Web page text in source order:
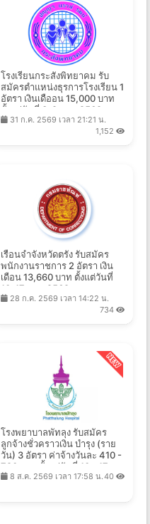
โรงเรียนกระสังพิทยาคม รับ
สมัครตำแหน่งธุรการโรงเรียน 1
อัตรา เงินเดืออน 15,000 บาท
ตั้งแต่วันที่ 3-9 ส.ค. 2569
31 ก.ค. 2569 เวลา 21:21 น.
1,152
เรือนจำจังหวัดตรัง รับสมัคร
พนักงานราชการ 2 อัตรา เงิน
เดือน 13,660 บาท ตั้งแต่วันที่
10-17 ส.ค. 2569
28 ก.ค. 2569 เวลา 14:22 น.
734
โรงพยาบาลพัทลุง รับสมัคร
ลูกจ้างชั่วคราวเงิน บำรุง (ราย
วัน) 3 อัตรา ค่าจ้างวันละ 410 -
790 บาท ตั้งแต่วันที่ 10 - 17
ส.ค. 2569
8 ส.ค. 2569 เวลา 17:58 น.40